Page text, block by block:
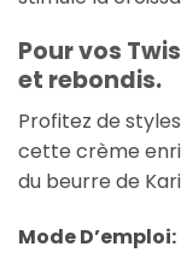
Pour vos
et rebondis.
Profitez de
cette crème
du beurre de
Mode D’emploi: